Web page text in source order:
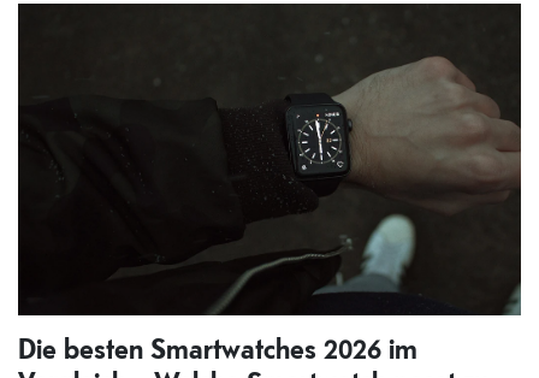
Die besten Smartwatches 2026 im